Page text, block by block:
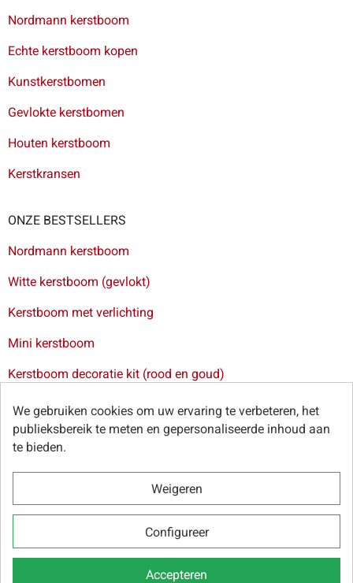
Nordmann kerstboom
Echte kerstboom kopen
Kunstkerstbomen
Gevlokte kerstbomen
Houten kerstboom
Kerstkransen
ONZE BESTSELLERS
Nordmann kerstboom
Witte kerstboom (gevlokt)
Kerstboom met verlichting
Mini kerstboom
Kerstboom decoratie kit (rood en goud)
Levering van kerstbomen in Brussel-Levering van
kerstbomen in Antwerpen- Levering van kerstbomen in Gent
© Sapins.be 2025 -Algemene voorwaarden-Privacybeleid-
-Onze webpartners
We gebruiken cookies om uw ervaring te verbeteren, het
publieksbereik te meten en gepersonaliseerde inhoud aan
te bieden.
Weigeren
Configureer
Accepteren